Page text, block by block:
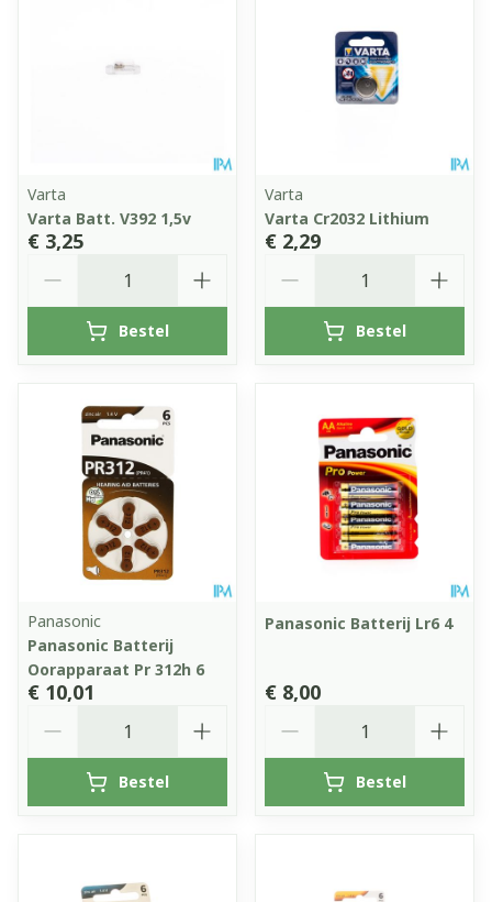
Varta
Varta Batt. V392 1,5v
€ 3,25
Bestel
Varta
Varta Cr2032 Lithium
€ 2,29
Bestel
Panasonic
Panasonic Batterij
Oorapparaat Pr 312h 6
€ 10,01
Bestel
Panasonic Batterij Lr6 4
€ 8,00
Bestel